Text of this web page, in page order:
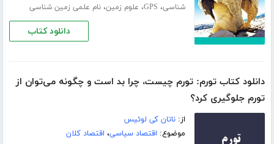
شناسی، GPS، علوم زمین،نام علمی زمین شناسی
دانلود کتاب
دانلود کتاب تورم: تورم چیست، چرا بد است و چگونه می‌توان از
تورم جلوگیری کرد؟
از:ناتان کی لوئیس
موضوع: اقتصاد سیاسی، اقتصاد کلان